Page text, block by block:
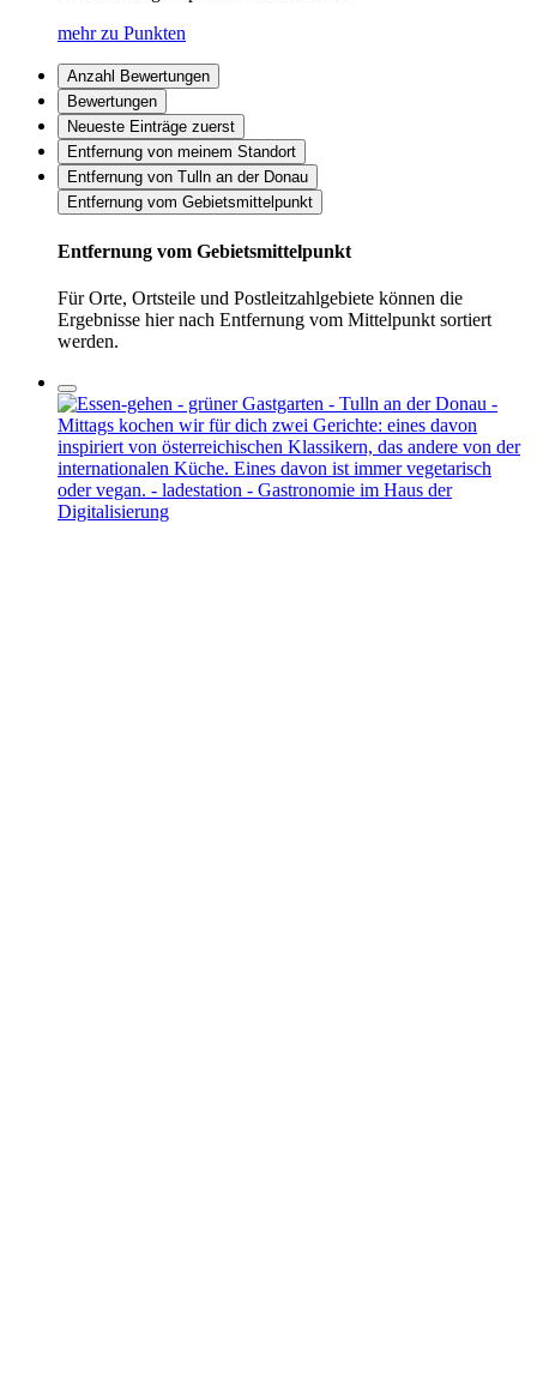
mehr zu Punkten
Anzahl Bewertungen
Bewertungen
Neueste Einträge zuerst
Entfernung von meinem Standort
Entfernung von Tulln an der Donau
Entfernung vom Gebietsmittelpunkt
Entfernung vom Gebietsmittelpunkt
Für Orte, Ortsteile und Postleitzahlgebiete können die
Ergebnisse hier nach Entfernung vom Mittelpunkt sortiert
werden.